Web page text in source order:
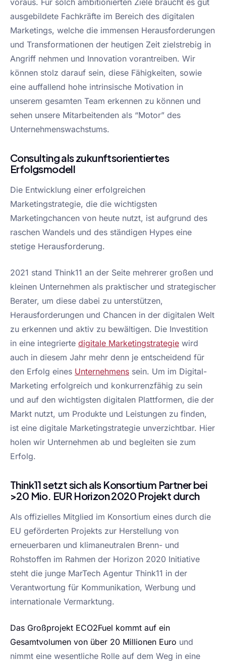
ausgebildete Fachkräfte im Bereich des digitalen
Marketings, welche die immensen Herausforderungen
und Transformationen der heutigen Zeit zielstrebig in
Angriff nehmen und Innovation vorantreiben. Wir
können stolz darauf sein, diese Fähigkeiten, sowie
eine auffallend hohe intrinsische Motivation in
unserem gesamten Team erkennen zu können und
sehen unsere Mitarbeitenden als “Motor” des
Unternehmenswachstums.
Consulting als zukunftsorientiertes
Erfolgsmodell
Die Entwicklung einer erfolgreichen
Marketingstrategie, die die wichtigsten
Marketingchancen von heute nutzt, ist aufgrund des
raschen Wandels und des ständigen Hypes eine
stetige Herausforderung.
2021 stand Think11 an der Seite mehrerer großen und
kleinen Unternehmen als praktischer und strategischer
Berater, um diese dabei zu unterstützen,
Herausforderungen und Chancen in der digitalen Welt
zu erkennen und aktiv zu bewältigen. Die Investition
in eine integrierte digitale Marketingstrategie wird
auch in diesem Jahr mehr denn je entscheidend für
den Erfolg eines Unternehmens sein. Um im Digital-
Marketing erfolgreich und konkurrenzfähig zu sein
und auf den wichtigsten digitalen Plattformen, die der
Markt nutzt, um Produkte und Leistungen zu finden,
ist eine digitale Marketingstrategie unverzichtbar. Hier
holen wir Unternehmen ab und begleiten sie zum
Erfolg.
Think11 setzt sich als Konsortium Partner bei
>20 Mio. EUR Horizon 2020 Projekt durch
Als offizielles Mitglied im Konsortium eines durch die
EU geförderten Projekts zur Herstellung von
erneuerbaren und klimaneutralen Brenn- und
Rohstoffen im Rahmen der Horizon 2020 Initiative
steht die junge MarTech Agentur Think11 in der
Verantwortung für Kommunikation, Werbung und
internationale Vermarktung.
Das Großprojekt ECO2Fuel kommt auf ein
Gesamtvolumen von über 20 Millionen Euro und
nimmt eine wesentliche Rolle auf dem Weg in eine